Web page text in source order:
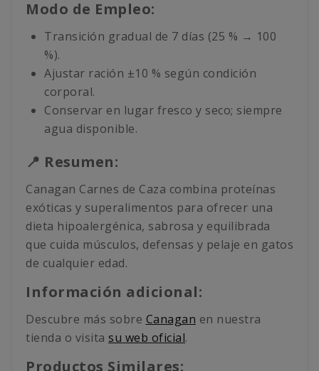
Modo de Empleo:
Transición gradual de 7 días (25 % → 100
%).
Ajustar ración ±10 % según condición
corporal.
Conservar en lugar fresco y seco; siempre
agua disponible.
📍 Resumen:
Canagan Carnes de Caza combina proteínas
exóticas y superalimentos para ofrecer una
dieta hipoalergénica, sabrosa y equilibrada
que cuida músculos, defensas y pelaje en gatos
de cualquier edad.
Información adicional:
Descubre más sobre Canagan en nuestra
tienda o visita su web oficial.
Productos Similares: